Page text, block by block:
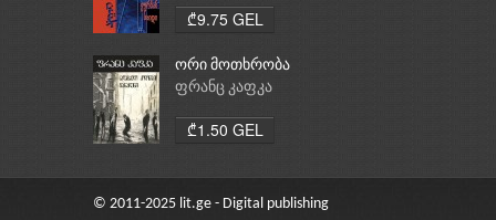
₾9.75 GEL
ორი მოთხრობა
ფრანც კაფკა
₾1.50 GEL
© 2011-2025 lit.ge - Digital publishing